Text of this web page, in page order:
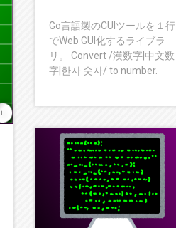
Go言語製のCUIツールを１行
でWeb GUI化するライブラ
リ。 Convert /漢数字|中文数
字|한자 숫자/ to number.